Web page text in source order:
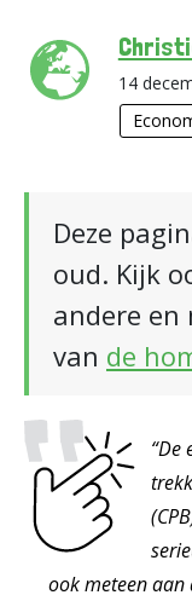
14
Deze
oud. Kijk
andere en
van de
“De
ook meteen aan